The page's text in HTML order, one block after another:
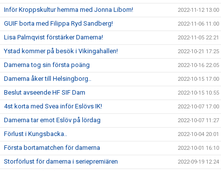
Inför Kroppskultur hemma med Jonna Libom! 2022-11-12 13:00
GUIF borta med Filippa Ryd Sandberg! 2022-11-06 11:00
Lisa Palmqvist förstärker Damerna! 2022-11-05 22:21
Ystad kommer på besök i Vikingahallen! 2022-10-21 17:25
Damerna tog sin första poäng 2022-10-16 22:05
Damerna åker till Helsingborg.. 2022-10-15 17:00
Beslut avseende HF SIF Dam 2022-10-15 10:55
4st korta med Svea inför Eslövs IK! 2022-10-07 17:00
Damerna tar emot Eslöv på lördag 2022-10-07 11:27
Förlust i Kungsbacka.. 2022-10-04 20:01
Första bortamatchen för damerna 2022-10-01 16:10
Storförlust för damerna i seriepremiären 2022-09-19 12:24